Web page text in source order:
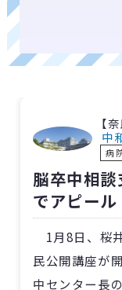
【
中
病
脳卒中相
でアピール
1月8日、桜
民公開講座が
中センター長